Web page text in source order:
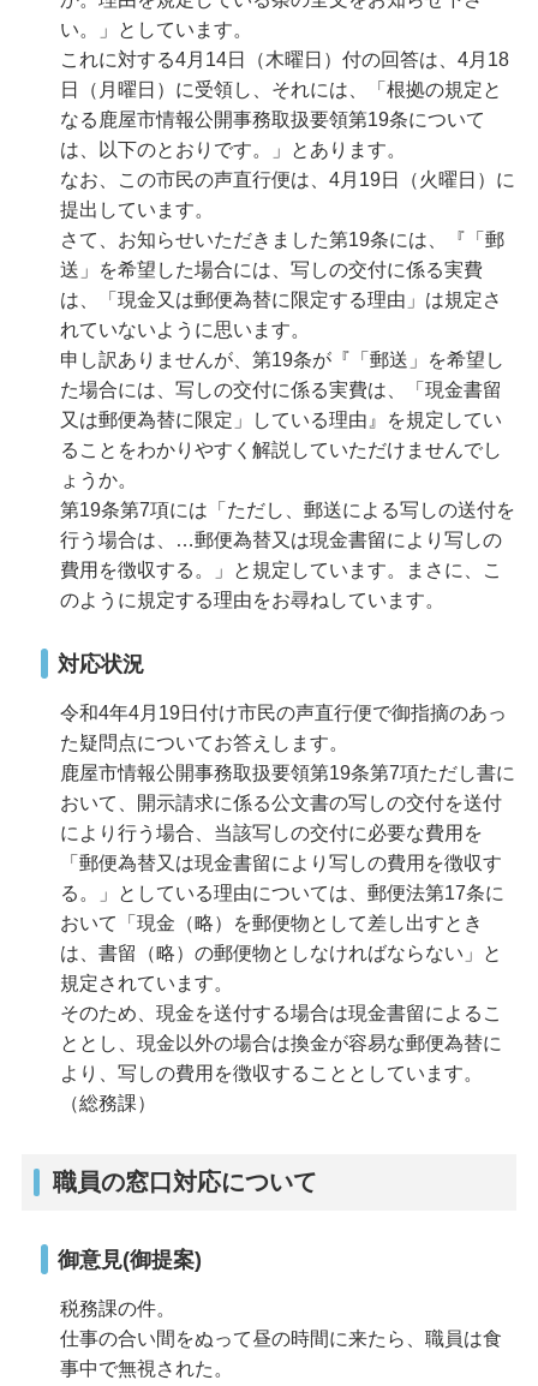
い。」としています。
これに対する4月14日（木曜日）付の回答は、4月18
日（月曜日）に受領し、それには、「根拠の規定と
なる鹿屋市情報公開事務取扱要領第19条について
は、以下のとおりです。」とあります。
なお、この市民の声直行便は、4月19日（火曜日）に
提出しています。
さて、お知らせいただきました第19条には、『「郵
送」を希望した場合には、写しの交付に係る実費
は、「現金又は郵便為替に限定する理由」は規定さ
れていないように思います。
申し訳ありませんが、第19条が『「郵送」を希望し
た場合には、写しの交付に係る実費は、「現金書留
又は郵便為替に限定」している理由』を規定してい
ることをわかりやすく解説していただけませんでし
ょうか。
第19条第7項には「ただし、郵送による写しの送付を
行う場合は、…郵便為替又は現金書留により写しの
費用を徴収する。」と規定しています。まさに、こ
のように規定する理由をお尋ねしています。
対応状況
令和4年4月19日付け市民の声直行便で御指摘のあっ
た疑問点についてお答えします。
鹿屋市情報公開事務取扱要領第19条第7項ただし書に
おいて、開示請求に係る公文書の写しの交付を送付
により行う場合、当該写しの交付に必要な費用を
「郵便為替又は現金書留により写しの費用を徴収す
る。」としている理由については、郵便法第17条に
おいて「現金（略）を郵便物として差し出すとき
は、書留（略）の郵便物としなければならない」と
規定されています。
そのため、現金を送付する場合は現金書留によるこ
ととし、現金以外の場合は換金が容易な郵便為替に
より、写しの費用を徴収することとしています。
（総務課）
職員の窓口対応について
御意見(御提案)
税務課の件。
仕事の合い間をぬって昼の時間に来たら、職員は食
事中で無視された。